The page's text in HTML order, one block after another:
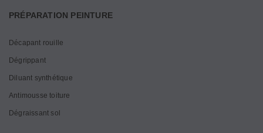
PRÉPARATION PEINTURE
Décapant rouille
Dégrippant
Diluant synthétique
Antimousse toiture
Dégraissant sol